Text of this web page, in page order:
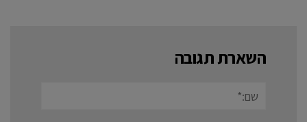
השארת תגובה